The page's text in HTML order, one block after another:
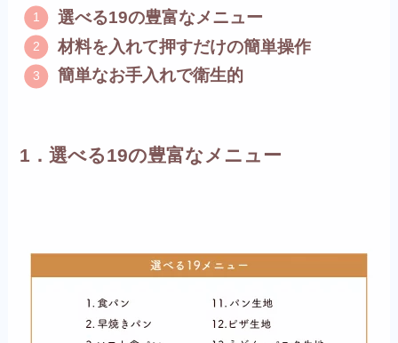
選べる19の豊富なメニュー
材料を入れて押すだけの簡単操作
簡単なお手入れで衛生的
1．選べる19の豊富なメニュー